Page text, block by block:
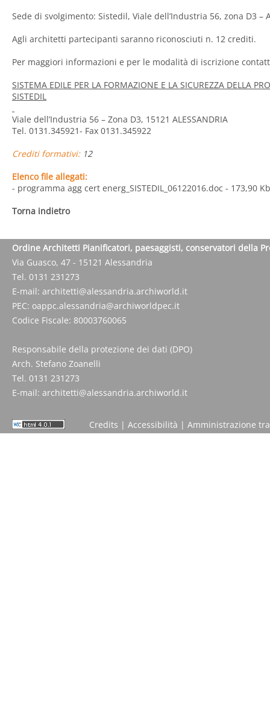
Sede di svolgimento: Sistedil, Viale dell’Industria 56, zona D3 –
Agli architetti partecipanti saranno riconosciuti n. 12 crediti.
Per maggiori informazioni e per le modalità di iscrizione
SISTEMA EDILE PER LA FORMAZIONE E LA SICUREZZA DELLA
SISTEDIL
Viale dell’Industria 56 – Zona D3, 15121 ALESSANDRIA
Tel. 0131.345921- Fax 0131.345922
Crediti formativi:12
Elenco file allegati:
- programma agg cert energ_SISTEDIL_06122016.doc - 173,90 Kb
Torna indietro
Ordine Architetti Pianificatori, paesaggisti, conservatori della
Via Guasco, 47 - 15121 Alessandria
Tel. 0131 231273
E-mail: architetti@alessandria.archiworld.it
PEC: oappc.alessandria@archiworldpec.it
Codice Fiscale: 80003760065
Responsabile della protezione dei dati (DPO)
Arch. Stefano Zoanelli
Tel. 0131 231273
E-mail: architetti@alessandria.archiworld.it
Credits | Accessibilità | Amministrazione